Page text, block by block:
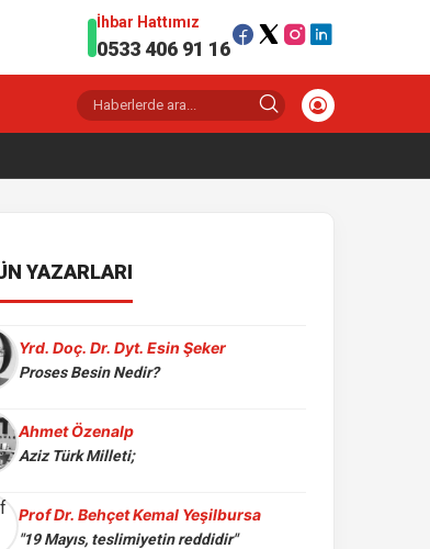
İhbar Hattımız
0533 406 91 16
YAZARLARI
Yrd. Doç. Dr. Dyt. Esin Şeker
Proses Besin Nedir?
Ahmet Özenalp
Aziz Türk Milleti;
Prof Dr. Behçet Kemal Yeşilbursa
"19 Mayıs, teslimiyetin reddidir"